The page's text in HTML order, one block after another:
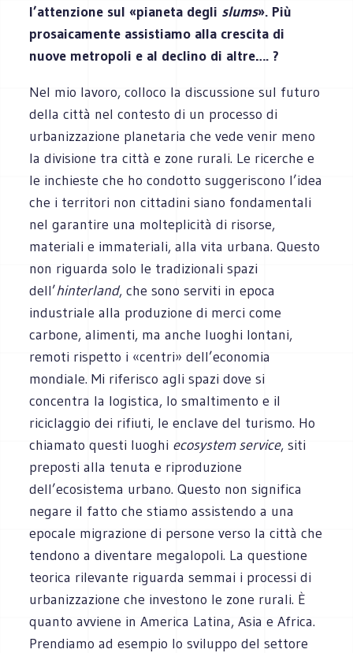
l’attenzione sul «pianeta degli slums». Più
prosaicamente assistiamo alla crescita di
nuove metropoli e al declino di altre…. ?
Nel mio lavoro, colloco la discussione sul futuro
della città nel contesto di un processo di
urbanizzazione planetaria che vede venir meno
la divisione tra città e zone rurali. Le ricerche e
le inchieste che ho condotto suggeriscono l’idea
che i territori non cittadini siano fondamentali
nel garantire una molteplicità di risorse,
materiali e immateriali, alla vita urbana. Questo
non riguarda solo le tradizionali spazi
dell’hinterland, che sono serviti in epoca
industriale alla produzione di merci come
carbone, alimenti, ma anche luoghi lontani,
remoti rispetto i «centri» dell’economia
mondiale. Mi riferisco agli spazi dove si
concentra la logistica, lo smaltimento e il
riciclaggio dei rifiuti, le enclave del turismo. Ho
chiamato questi luoghi ecosystem service, siti
preposti alla tenuta e riproduzione
dell’ecosistema urbano. Questo non significa
negare il fatto che stiamo assistendo a una
epocale migrazione di persone verso la città che
tendono a diventare megalopoli. La questione
teorica rilevante riguarda semmai i processi di
urbanizzazione che investono le zone rurali. È
quanto avviene in America Latina, Asia e Africa.
Prendiamo ad esempio lo sviluppo del settore